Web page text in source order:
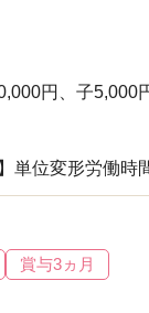
円、子5,000
位変形労働時
賞与3ヵ月